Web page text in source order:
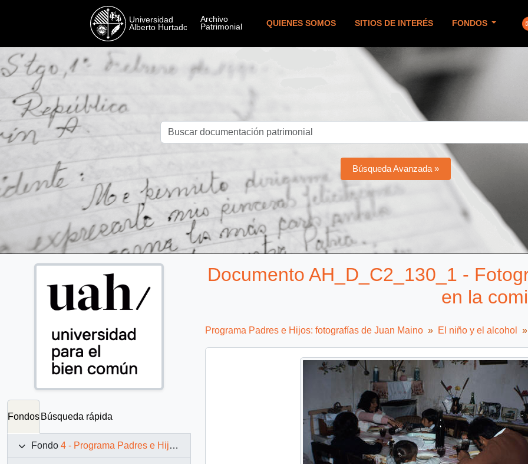
QUIENES SOMOS SITIOS DE INTERÉS FONDOS
Búsqueda Avanzada »
Fondos Búsqueda rápida
Fondo 4 - Programa Padres e Hijos: fotografías de Juan Maino
Documento AH_D_C2_130_1 -
en la
Programa Padres e Hijos: fotografías de Juan Maino El niño y el alcohol